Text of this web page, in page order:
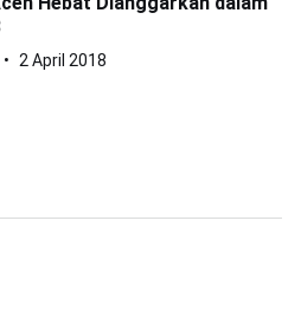
2 April 2018